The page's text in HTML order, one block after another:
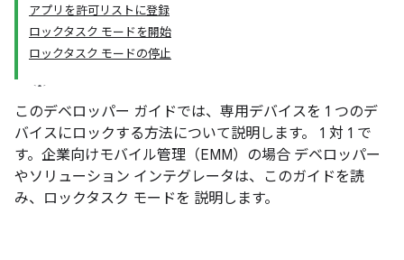
アプリを許可リストに登録
ロックタスク モードを開始
ロックタスク モードの停止
このデベロッパー ガイドでは、専用デバイスを 1 つのデ
バイスにロックする方法について説明します。 1 対 1 で
す。企業向けモバイル管理（EMM）の場合 デベロッパー
やソリューション インテグレータは、このガイドを読
み、ロックタスク モードを 説明します。